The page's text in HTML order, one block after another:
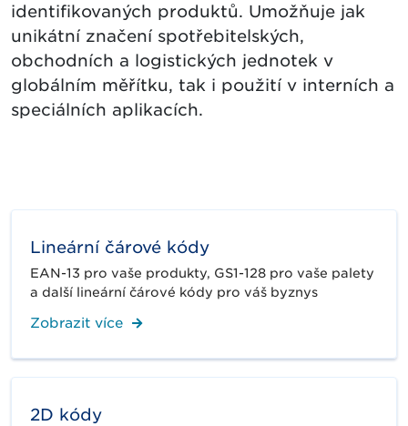
identifikovaných produktů. Umožňuje jak
unikátní značení spotřebitelských,
obchodních a logistických jednotek v
globálním měřítku, tak i použití v interních a
speciálních aplikacích.
Lineární čárové kódy
EAN-13 pro vaše produkty, GS1-128 pro vaše palety
a další lineární čárové kódy pro váš byznys
Zobrazit více
2D kódy